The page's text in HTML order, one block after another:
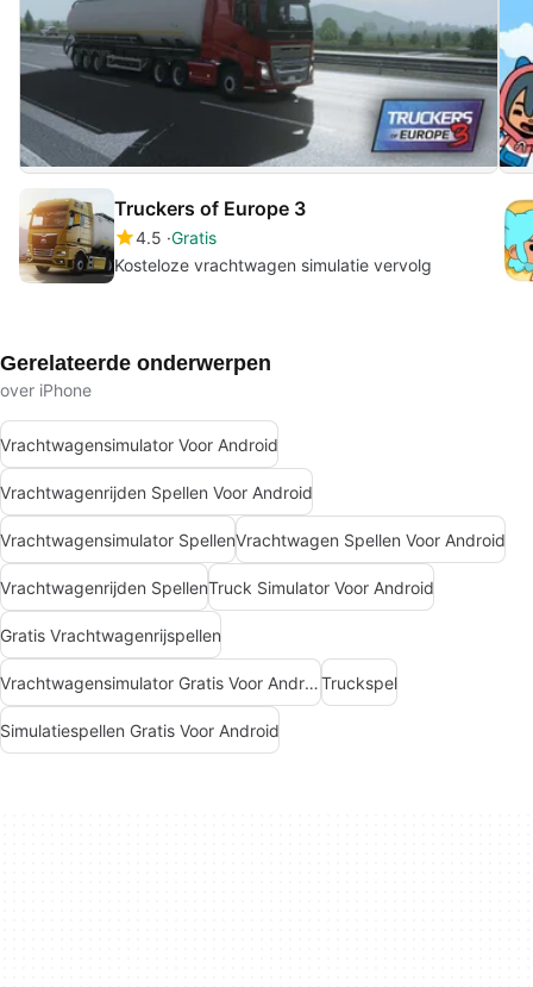
Truckers of Europe 3
4.5 Gratis
Kosteloze vrachtwagen simulatie vervolg
Gerelateerde onderwerpen
over iPhone
Vrachtwagensimulator Voor Android
Vrachtwagenrijden Spellen Voor Android
Vrachtwagensimulator SpellenVrachtwagen Spellen Voor Android
Vrachtwagenrijden SpellenTruck Simulator Voor Android
Gratis Vrachtwagenrijspellen
Vrachtwagensimulator Gratis Voor AndroidTruckspel
Simulatiespellen Gratis Voor Android